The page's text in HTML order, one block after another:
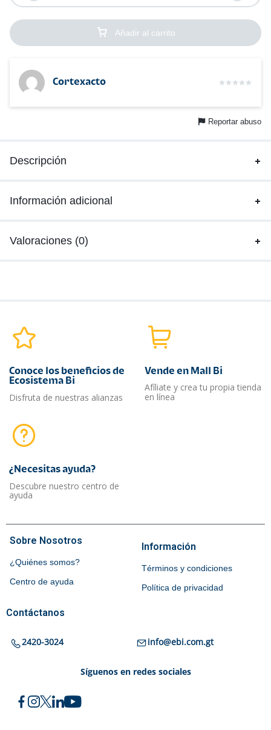
Añadir al carrito
Cortexacto
Reportar abuso
Descripción
Información adicional
Valoraciones (0)
Conoce los beneficios de
Ecosistema Bi
Disfruta de nuestras alianzas
Vende en Mall Bi
Afíliate y crea tu propia tienda
en línea
¿Necesitas ayuda?​
Descubre nuestro centro de
ayuda
Sobre Nosotros
¿Quiénes somos?
Centro de ayuda
Información
Términos y condiciones
Política de privacidad
Contáctanos
2420-3024 info@ebi.com.gt
Síguenos en redes sociales